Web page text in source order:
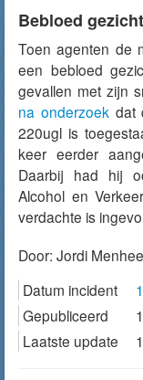
Bebloed gezicht
Toen agenten de
een bebloed
gevallen met zijn
na onderzoek dat
220ugl is
keer eerder
Daarbij had hij
Alcohol en
verdachte is
Door: Jordi
Datum incident
Gepubliceerd
Laatste update